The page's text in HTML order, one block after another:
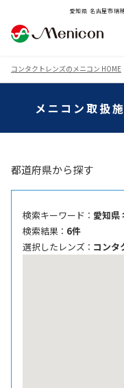
愛知県 名古屋市瑞
コンタクトレンズのメニコン HOME
メニコン取扱
都道府県から探す
検索キーワード ： 愛知県
検索結果 ： 6件
選択したレンズ ： コンタ